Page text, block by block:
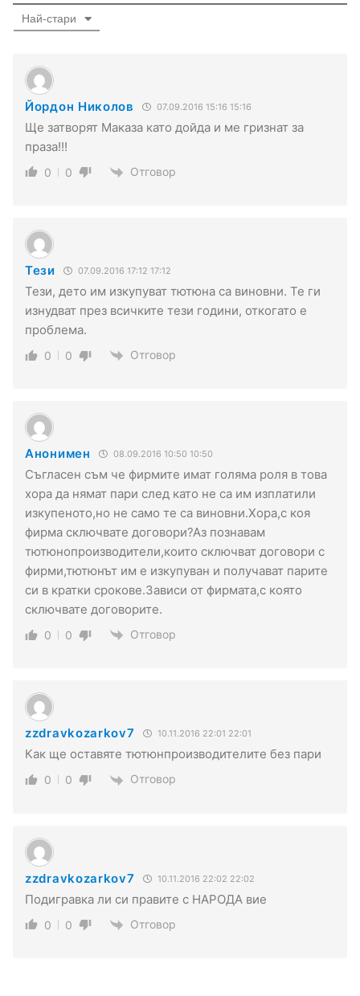
Най-стари
Йордон Николов 07.09.2016 15:16 15:16
Ще затворят Маказа като дойда и ме гризнат за
праза!!!
0 0 Отговор
Тези 07.09.2016 17:12 17:12
Тези, дето им изкупуват тютюна са виновни. Те ги
изнудват през всичките тези години, откогато е
проблема.
0 0 Отговор
Анонимен 08.09.2016 10:50 10:50
Съгласен съм че фирмите имат голяма роля в това
хора да нямат пари след като не са им изплатили
изкупеното,но не само те са виновни.Хора,с коя
фирма сключвате договори?Аз познавам
тютюнопроизводители,които сключват договори с
фирми,тютюнът им е изкупуван и получават парите
си в кратки срокове.Зависи от фирмата,с която
сключвате договорите.
0 0 Отговор
zzdravkozarkov7 10.11.2016 22:01 22:01
Как ще оставяте тютюнпроизводителите без пари
0 0 Отговор
zzdravkozarkov7 10.11.2016 22:02 22:02
Подигравка ли си правите с НАРОДА вие
0 0 Отговор